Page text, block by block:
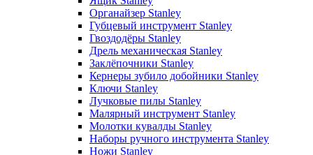
Органайзер Stanley
Губцевый инструмент Stanley
Гвоздодёры Stanley
Дрель механическая Stanley
Заклёпочники Stanley
Кернеры зубило добойники Stanley
Ключи Stanley
Лучковые пилы Stanley
Малярный инструмент Stanley
Молотки кувалды Stanley
Наборы ручного инструмента Stanley
Ножи Stanley